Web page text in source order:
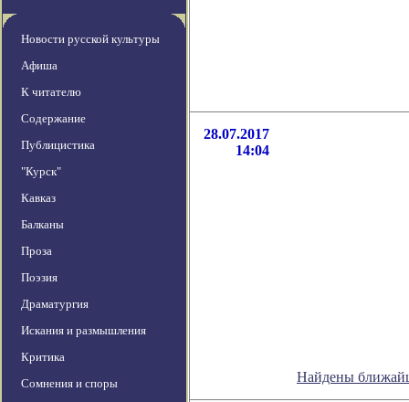
Новости русской культуры
Афиша
К читателю
Содержание
Публицистика
"Курск"
Кавказ
Балканы
Проза
Поэзия
Драматургия
Искания и размышления
Критика
Сомнения и споры
28.07.2017
14:04
Найдены